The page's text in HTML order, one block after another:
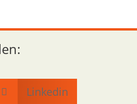
 Linkedin